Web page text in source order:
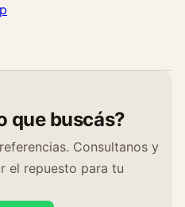
que buscás?
Consultanos y
el repuesto para tu